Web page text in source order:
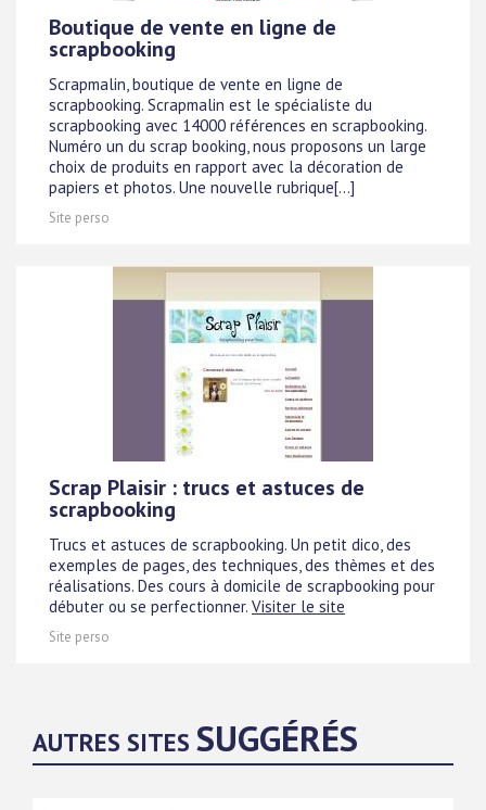
Boutique de vente en ligne de
scrapbooking
Scrapmalin, boutique de vente en ligne de
scrapbooking. Scrapmalin est le spécialiste du
scrapbooking avec 14000 références en scrapbooking.
Numéro un du scrap booking, nous proposons un large
choix de produits en rapport avec la décoration de
papiers et photos. Une nouvelle rubrique[...]
Site perso
Scrap Plaisir : trucs et astuces de
scrapbooking
Trucs et astuces de scrapbooking. Un petit dico, des
exemples de pages, des techniques, des thèmes et des
réalisations. Des cours à domicile de scrapbooking pour
débuter ou se perfectionner. Visiter le site
Site perso
AUTRES SITES SUGGÉRÉS